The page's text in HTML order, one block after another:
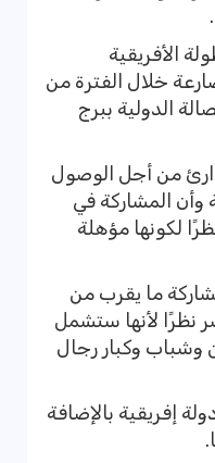
الأفريقية
خلال الفترة من
بالصالة الدولية ببرج
من أجل الوصول
المشاركة في
لكونها مؤهلة
ما يقرب من
نظرًا لأنها ستشمل
وشباب وكبار رجال
يشارك في البطولة 23 دولة إفريقية بالإضافة